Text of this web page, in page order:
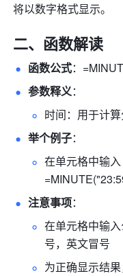
将以数字格式显示。
二、函数解读
函数公式：
参数释义：
时间：用于计
举个例子：
在单元格中输
注意事项：
在单元格中输
号，英文冒号
为正确显示结